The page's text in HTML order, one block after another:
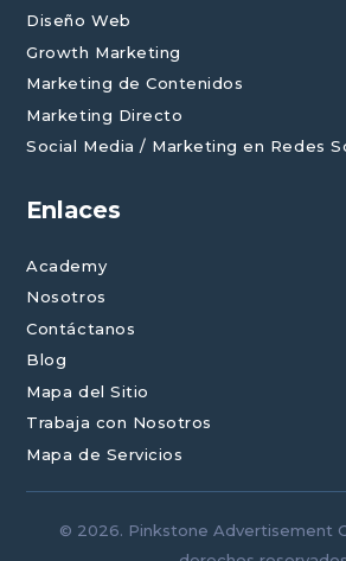
Diseño Web
Growth Marketing
Marketing de Contenidos
Marketing Directo
Social Media / Marketing en Redes
Enlaces
Academy
Nosotros
Contáctanos
Blog
Mapa del Sitio
Trabaja con Nosotros
Mapa de Servicios
© 2026. Pinkstone Advertisement